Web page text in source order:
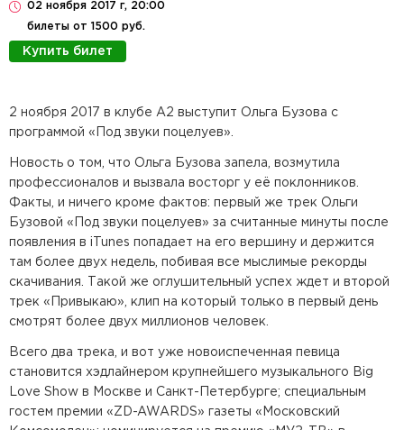
02 ноября 2017 г, 20:00
билеты от 1500 руб.
Купить билет
2 ноября 2017 в клубе А2 выступит Ольга Бузова с
программой «Под звуки поцелуев».
Новость о том, что Ольга Бузова запела, возмутила
профессионалов и вызвала восторг у её поклонников.
Факты, и ничего кроме фактов: первый же трек Ольги
Бузовой «Под звуки поцелуев» за считанные минуты после
появления в iTunes попадает на его вершину и держится
там более двух недель, побивая все мыслимые рекорды
скачивания. Такой же оглушительный успех ждет и второй
трек «Привыкаю», клип на который только в первый день
смотрят более двух миллионов человек.
Всего два трека, и вот уже новоиспеченная певица
становится хэдлайнером крупнейшего музыкального Big
Love Show в Москве и Санкт-Петербурге; специальным
гостем премии «ZD-AWARDS» газеты «Московский